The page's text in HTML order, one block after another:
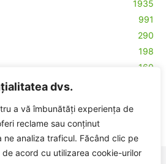
dvs.
a vă îmbunătăți experiența de
reclame sau conținut
ne analiza traficul. Făcând clic pe
acord cu utilizarea cookie-urilor
1935
991
290
198
160